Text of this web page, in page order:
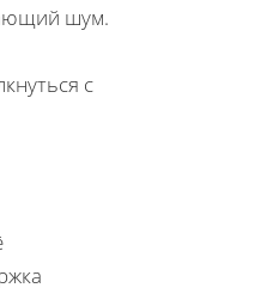
шум.
с